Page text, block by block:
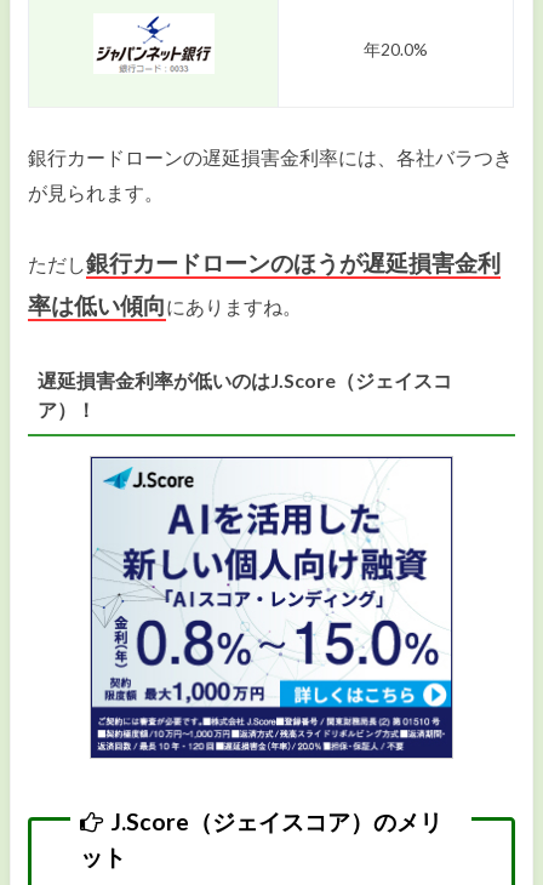
年20.0%
銀行カードローンの遅延損害金利率には、各社バラつき
が見られます。
ただし銀行カードローンのほうが遅延損害金利
率は低い傾向にありますね。
遅延損害金利率が低いのはJ.Score（ジェイスコ
ア）！
J.Score（ジェイスコア）のメリ
ット